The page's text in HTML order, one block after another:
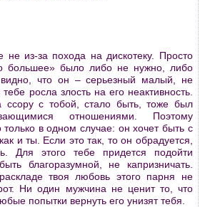
не из-за похода на дискотеку. Просто
большее» было либо не нужно, либо
что он – серьезный малый, не
росла злость на его неактивность.
с тобой, стало быть, тоже был
отношениями. Поэтому
только в одном случае: он хочет быть с
и ты. Если это так, то он обрадуется,
Для этого тебе придется подойти
благоразумной, не капризничать.
твоя любовь этого парня не
Ни один мужчина не ценит то, что
попытки вернуть его унизят тебя.